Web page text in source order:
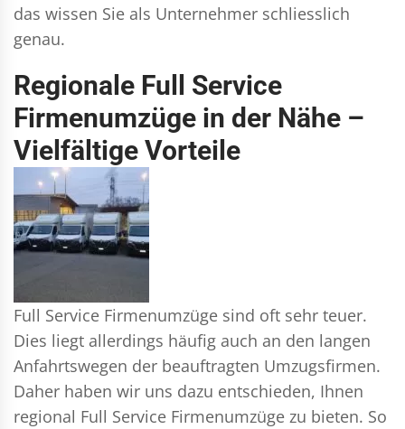
das wissen Sie als Unternehmer schliesslich
genau.
Regionale Full Service
Firmenumzüge in der Nähe –
Vielfältige Vorteile
Full Service Firmenumzüge sind oft sehr teuer.
Dies liegt allerdings häufig auch an den langen
Anfahrtswegen der beauftragten Umzugsfirmen.
Daher haben wir uns dazu entschieden, Ihnen
regional Full Service Firmenumzüge zu bieten. So